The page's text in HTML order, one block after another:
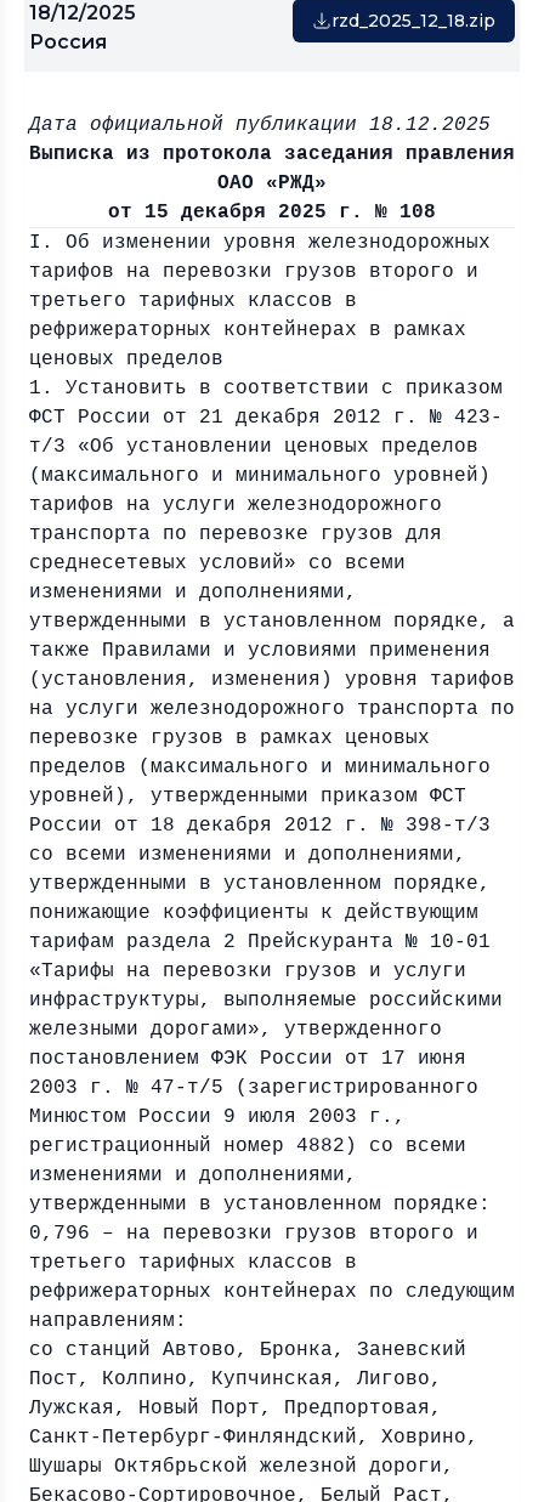
18/12/2025
Россия
rzd_2025_12_18.zip
Дата официальной публикации 18.12.2025
Выписка из протокола заседания правления
ОАО «РЖД»
от 15 декабря 2025 г. № 108
I. Об изменении уровня железнодорожных
тарифов на перевозки грузов второго и
третьего тарифных классов в
рефрижераторных контейнерах в рамках
ценовых пределов
1. Установить в соответствии с приказом
ФСТ России от 21 декабря 2012 г. № 423-
т/3 «Об установлении ценовых пределов
(максимального и минимального уровней)
тарифов на услуги железнодорожного
транспорта по перевозке грузов для
среднесетевых условий» со всеми
изменениями и дополнениями,
утвержденными в установленном порядке, а
также Правилами и условиями применения
(установления, изменения) уровня тарифов
на услуги железнодорожного транспорта по
перевозке грузов в рамках ценовых
пределов (максимального и минимального
уровней), утвержденными приказом ФСТ
России от 18 декабря 2012 г. № 398-т/3
со всеми изменениями и дополнениями,
утвержденными в установленном порядке,
понижающие коэффициенты к действующим
тарифам раздела 2 Прейскуранта № 10-01
«Тарифы на перевозки грузов и услуги
инфраструктуры, выполняемые российскими
железными дорогами», утвержденного
постановлением ФЭК России от 17 июня
2003 г. № 47-т/5 (зарегистрированного
Минюстом России 9 июля 2003 г.,
регистрационный номер 4882) со всеми
изменениями и дополнениями,
утвержденными в установленном порядке:
0,796 – на перевозки грузов второго и
третьего тарифных классов в
рефрижераторных контейнерах по следующим
направлениям:
со станций Автово, Бронка, Заневский
Пост, Колпино, Купчинская, Лигово,
Лужская, Новый Порт, Предпортовая,
Санкт-Петербург-Финляндский, Ховрино,
Шушары Октябрьской железной дороги,
Бекасово-Сортировочное, Белый Раст,